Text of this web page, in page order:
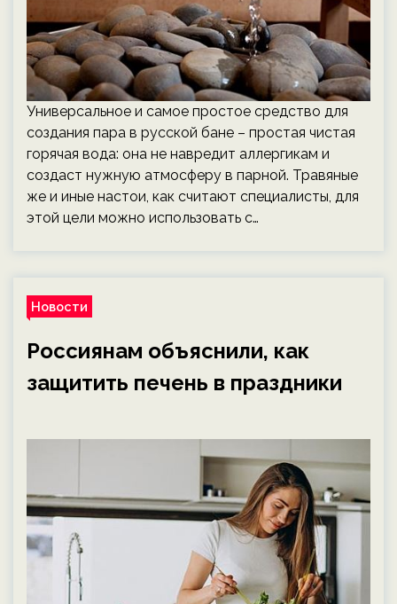
Универсальное и самое простое средство для
создания пара в русской бане – простая чистая
горячая вода: она не навредит аллергикам и
создаст нужную атмосферу в парной. Травяные
же и иные настои, как считают специалисты, для
этой цели можно использовать с…
Новости
Россиянам объяснили, как
защитить печень в праздники